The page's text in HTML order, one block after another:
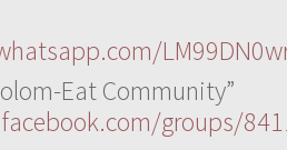
Eat Community”
groups/